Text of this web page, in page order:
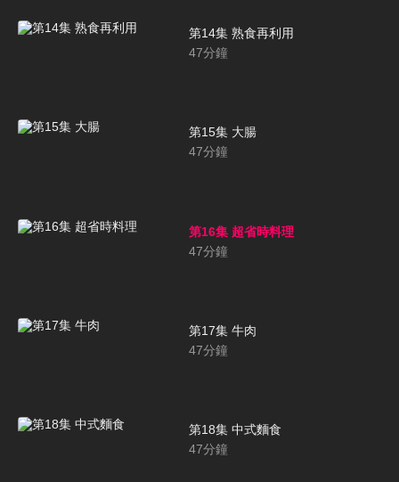
第14集 熟食再利用
47分鐘
第15集 大腸
47分鐘
第16集 超省時料理
47分鐘
第17集 牛肉
47分鐘
第18集 中式麵食
47分鐘